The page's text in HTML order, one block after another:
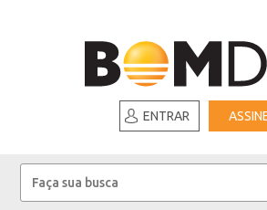
ENTRAR